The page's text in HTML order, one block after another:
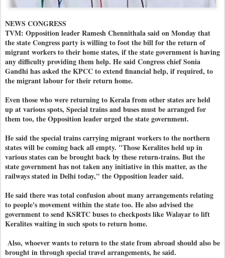
NEWS CONGRESS
TVM: Opposition leader Ramesh Chennithala said on Monday that
the state Congress party is willing to foot the bill for the return of
migrant workers to their home states, if the state government is having
any difficulty providing them help. He said Congress chief Sonia
Gandhi has asked the KPCC to extend financial help, if required, to
the migrant labour for their return home.
Even those who were returning to Kerala from other states are held
up at various spots, Special trains and buses must be arranged for
them too, the Opposition leader urged the state government.
He said the special trains carrying migrant workers to the northern
states will be coming back all empty. "Those Keralites held up in
various states can be brought back by these return-trains. But the
state government has not taken any initiative in this matter, as the
railways stated in Delhi today," the Opposition leader said.
He said there was total confusion about many arrangements relating
to people's movement within the state too. He also advised the
government to send KSRTC buses to checkposts like Walayar to lift
Keralites waiting in such spots to return home.
Also, whoever wants to return to the state from abroad should also be
brought in through special travel arrangements, he said.